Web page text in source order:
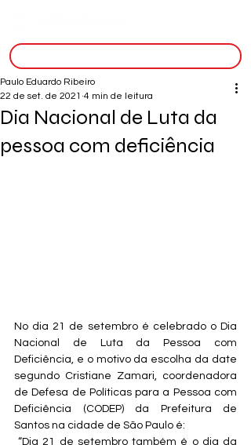
Dia Nacional de Luta da
pessoa com deficiência
Paulo Eduardo Ribeiro
22 de set. de 2021 4 min de leitura
No dia 21 de setembro é celebrado o Dia
Nacional de Luta da Pessoa com
Deficiência, e o motivo da escolha da date
segundo Cristiane Zamari, coordenadora
de Defesa de Políticas para a Pessoa com
Deficiência (CODEP) da Prefeitura de
Santos na cidade de São Paulo é:
“Dia 21 de setembro também é o dia da